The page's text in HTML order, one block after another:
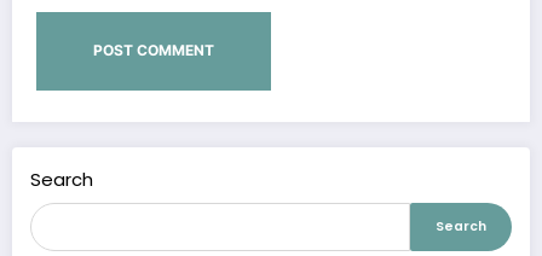
Search
Search